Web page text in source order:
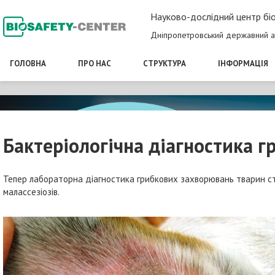
Науково-дослідний центр
Дніпропетровський державний
ГОЛОВНА ПРО НАС СТРУКТУРА ІНФОРМАЦІЯ
Бактеріологічна діагностика
Тепер лабораторна діагностика грибкових захворювань тварин
малассезіозів.